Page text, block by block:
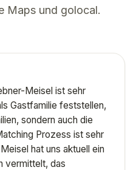
Maps und golocal.
Meisel ist sehr
Gastfamilie feststellen,
sondern auch die
Prozess ist sehr
hat uns aktuell ein
vermittelt, das